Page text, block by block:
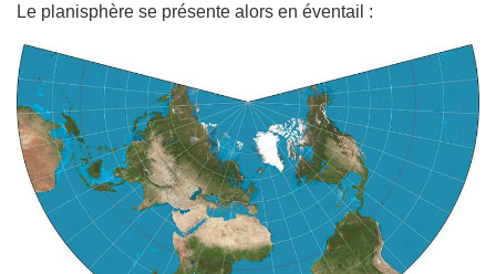
Le planisphère se présente alors en éventail :